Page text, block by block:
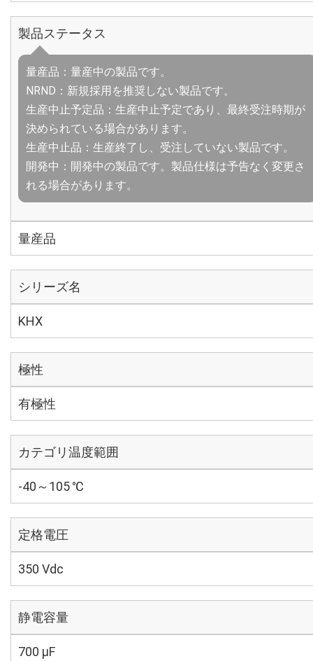
製品ステータス
量産品：量産中の製品です。
NRND：新規採用を推奨しない製品です。
生産中止予定品：生産中止予定であり、最終受注時期が
決められている場合があります。
生産中止品：生産終了し、受注していない製品です。
開発中：開発中の製品です。製品仕様は予告なく変更さ
れる場合があります。
量産品
シリーズ名
KHX
極性
有極性
カテゴリ温度範囲
-40～105 ℃
定格電圧
350 Vdc
静電容量
700 µF